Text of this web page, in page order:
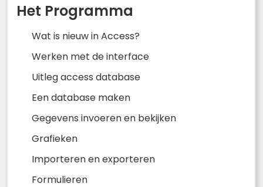
Het Programma
Wat is nieuw in Access?
Werken met de interface
Uitleg access database
Een database maken
Gegevens invoeren en bekijken
Grafieken
Importeren en exporteren
Formulieren